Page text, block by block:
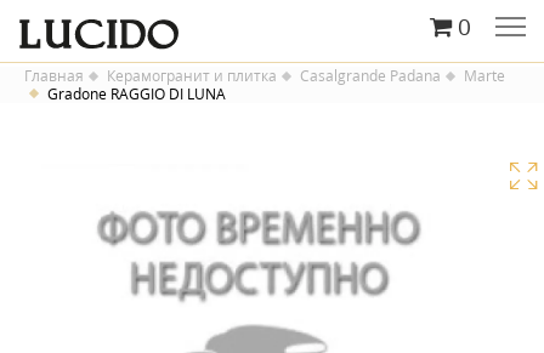
0
Главная Керамогранит и плитка Casalgrande Padana
Marte
Gradone RAGGIO DI LUNA